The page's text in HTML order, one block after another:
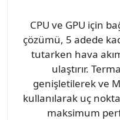
CPU ve GPU için
çözümü, 5 adede
tutarken hava
ulaştırır.
genişletilerek ve
kullanılarak uç
maksimum